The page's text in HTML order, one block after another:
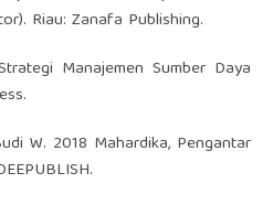
Riau: Zanafa Publishing.
Manajemen Sumber Daya
W. 2018 Mahardika, Pengantar